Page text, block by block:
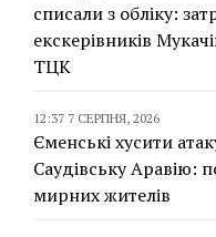
списали з обліку:
екскерівників
ТЦК
12:37 7 СЕРПНЯ, 2026
Єменські хусити
Саудівську Аравію:
мирних жителів